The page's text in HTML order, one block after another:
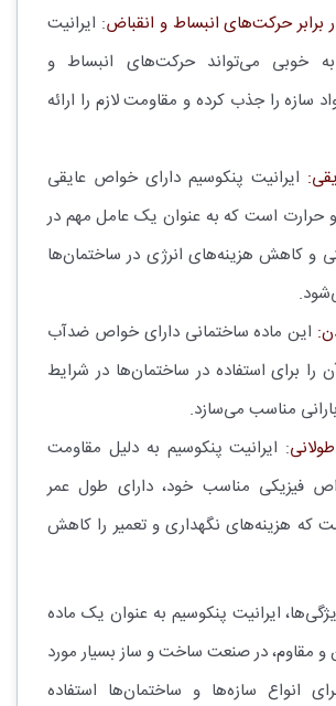
برابر حرکت‌های انبساط و انقباض: ایرانیت
به خوبی می‌تواند حرکت‌های انبساط و
سازه را جذب کرده و مقاومت لازم را ارائه
ایرانیت پنکوسیم دارای خواص عایقی
حرارت است که به عنوان یک عامل مهم در
و کاهش هزینه‌های انرژی در ساختمان‌ها
این ماده ساختمانی دارای خواص ضدآب
برای استفاده در ساختمان‌ها در شرایط
مناسب می‌سازد.
: ایرانیت پنکوسیم به دلیل مقاومت
فیزیکی مناسب خود، دارای طول عمر
که هزینه‌های نگهداری و تعمیر را کاهش
ایرانیت پنکوسیم به عنوان یک ماده
مقاوم، در صنعت ساخت و ساز بسیار مورد
انواع سازه‌ها و ساختمان‌ها استفاده